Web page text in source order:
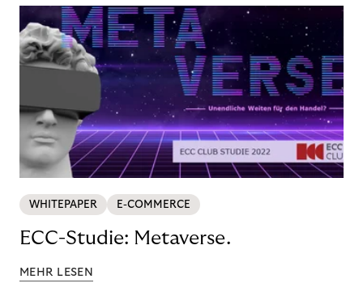
WHITEPAPER E-COMMERCE
ECC-Studie: Metaverse.
MEHR LESEN